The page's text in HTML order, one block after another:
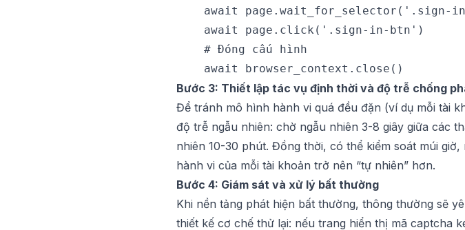
await page.wait_for_selector('.sign-
    await page.click('.sign-in-btn')
    # Đóng cấu hình
Bước 3: Thiết lập tác vụ định thời và độ trễ chống
Để tránh mô hình hành vi quá đều đặn (ví dụ mỗi tài
độ trễ ngẫu nhiên: chờ ngẫu nhiên 3-8 giây giữa các
nhiên 10-30 phút. Đồng thời, có thể kiểm soát múi
hành vi của mỗi tài khoản trở nên “tự nhiên” hơn.
Bước 4: Giám sát và xử lý bất thường
Khi nền tảng phát hiện bất thường, thông thường sẽ
thiết kế cơ chế thử lại: nếu trang hiển thị mã captcha